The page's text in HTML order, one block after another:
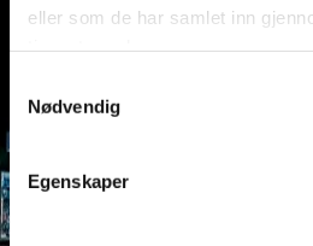
eller som de har samlet inn
Nødvendig
Egenskaper